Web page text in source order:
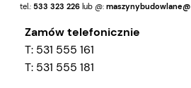
tel.: 533 323 226 lub @:
Zamów telefonicznie
T: 531 555 161
T: 531 555 181